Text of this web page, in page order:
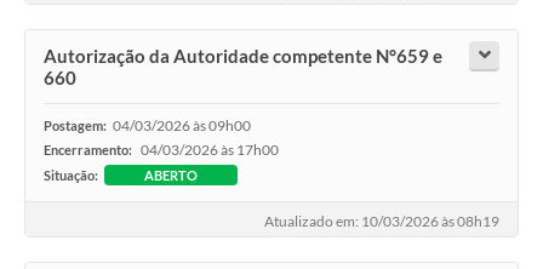
Autorização da Autoridade competente N°659 e
660
Postagem: 04/03/2026 às 09h00
Encerramento: 04/03/2026 às 17h00
Situação: ABERTO
Atualizado em: 10/03/2026 às 08h19